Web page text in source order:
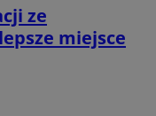
ze
miejsce